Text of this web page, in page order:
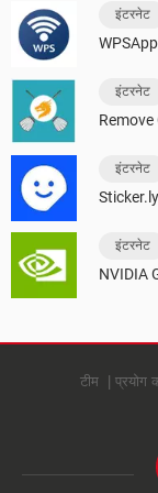
इंटरनेट
इंटरनेट
इंटरनेट
Sticker.ly
इंटरनेट
NVIDIA
टीम प्रयोग